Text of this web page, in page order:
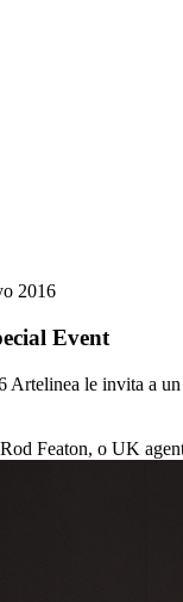
2016
Event
Artelinea le invita a
Featon, o UK